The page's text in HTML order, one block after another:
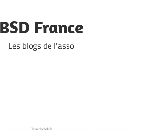
BSD France
Les blogs de l'asso